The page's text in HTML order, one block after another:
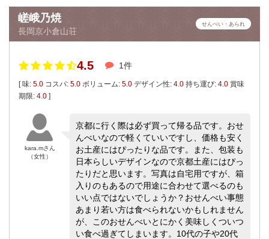
嵯峨乃焼
長岡京小倉山荘
せんべい・あられ
4.5 1件
[ 味: 5.0 コスパ: 5.0 ボリューム: 5.0 デザイン性: 4.0 持ち運び: 4.0 賞味
期限: 4.0 ]
kara.mさん
（女性）
京都に行く際は必ず買って帰る品です。おせ
んべいなので軽くていいですし、価格も安く
お土産にはぴったりな品です。また、包装も
日本らしいデザインなので京都土産にはぴっ
たりだと思います。写真は自宅用ですが、箱
入りのもあるので用途に合わせて選べるのも
いい点ではないでしょうか？おせんべい事態
あまり若い方は食べられないかもしれません
が、このおせんべいとにかく美味しくついつ
い食べ過ぎてしまいます。10代の子や20代